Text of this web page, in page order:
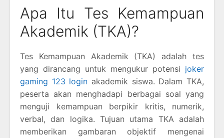
Apa Itu Tes Kemampuan
Akademik (TKA)?
Tes Kemampuan Akademik (TKA) adalah tes
yang dirancang untuk mengukur potensi joker
gaming 123 login akademik siswa. Dalam TKA,
peserta akan menghadapi berbagai soal yang
menguji kemampuan berpikir kritis, numerik,
verbal, dan logika. Tujuan utama TKA adalah
memberikan gambaran objektif mengenai